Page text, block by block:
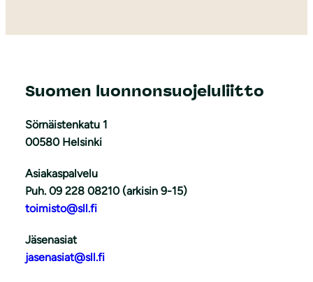
Suomen luonnonsuojeluliitto
Sörnäistenkatu 1
00580 Helsinki
Asiakaspalvelu
Puh. 09 228 08210 (arkisin 9-15)
toimisto@sll.fi
Jäsenasiat
jasenasiat@sll.fi